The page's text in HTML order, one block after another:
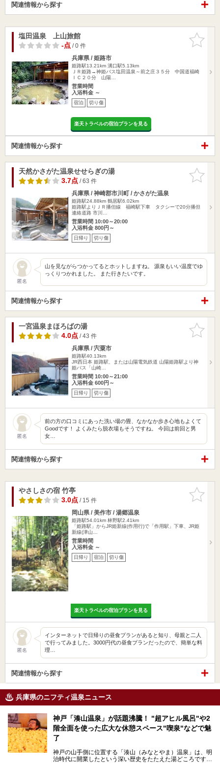
関連情報から探す
お気に入
りに追加
塩田温泉 上山旅館
-点/ 0 件
兵庫県 / 姫路市
姫路駅13.21km 溝口駅5.13km
ＪＲ姫路→神姫バス塩田温泉～前之庄３５分 中国道福崎
ＩＣ２０分 山陽…
営業時間
入浴料金 ～
宿泊 切り傷
楽天トラベルの宿泊プランを見る
関連情報から探す
お気に入
りに追加
天然かさがた温泉せせらぎの湯
3.7点/ 63 件
兵庫県 / 神崎郡市川町 / かさがた温泉
姫路駅24.88km 鶴居駅6.02km
姫路駅よりＪＲ播但線 福崎駅下車 タクシーで20分播但
連絡道路 市川…
営業時間 10:00～20:00
入浴料金 800円～
日帰り 切り傷
匿名
山を見ながらつかってるとホットしますね。 源泉もいい温度でゆ
っくりつかれました。 また行きたいです。
関連情報から探す
お気に入
りに追加
一宮温泉まほろばの湯
4.0点/ 43 件
兵庫県 / 宍粟市
姫路駅40.13km
JR西日本 姫路駅、または山陽電気鉄道 山陽姫路駅より神
姫バス「山崎…
営業時間 10:00～21:00
入浴料金 600円～
日帰り 切り傷
匿名
前の方の口コミにあった洗い場の畳、なかなか歩き心地もよくて
Goodです！ よくみたら脱衣場もそうですね。 今回は前回と男
女…
関連情報から探す
お気に入
りに追加
やさしさの宿 竹亭
3.0点/ 15 件
岡山県 / 美作市 / 湯郷温泉
姫路駅54.01km 林野駅2.41km
「姫路駅」からJR姫新線(作用行)で「作用駅」下車、JR姫
新線(津山…
営業時間
入浴料金 ～
日帰り 宿泊 切り傷
楽天トラベルの宿泊プランを見る
匿名
インターネットで日帰りの昼食プランがあると知り、母親と二人
で行ってみました。3000円代の昼食プランだったので、簡単な料
理…
関連情報から探す
兵庫県のニフティ温泉ニュース
神戸「湊山温泉」が話題沸騰！ "超アヒル風呂"や2
階全面を使った広大な休憩スペース"喫泉"などで魅
了
神戸の山手側に位置する「湊山（みなとやま）温泉」は、明
治時代に開業したという深い歴史をたたえた湯どころです。